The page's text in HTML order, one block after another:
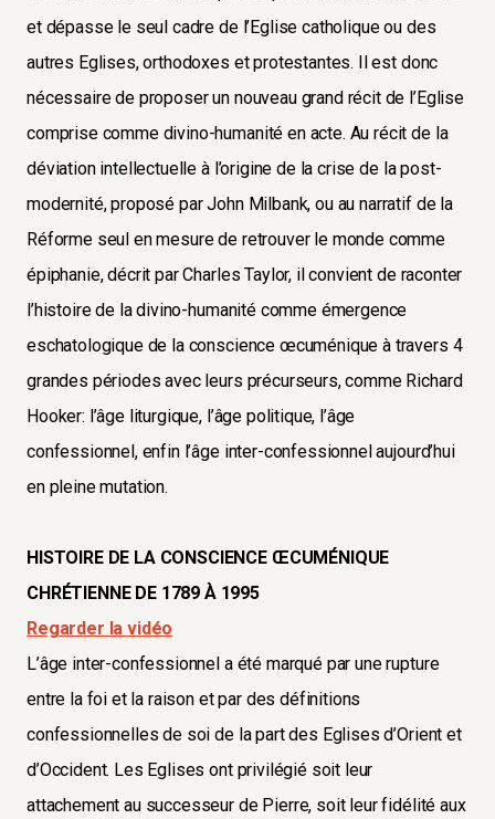
et dépasse le seul cadre de l’Eglise catholique ou des
autres Eglises, orthodoxes et protestantes. Il est donc
nécessaire de proposer un nouveau grand récit de l’Eglise
comprise comme divino-humanité en acte. Au récit de la
déviation intellectuelle à l’origine de la crise de la post-
modernité, proposé par John Milbank, ou au narratif de la
Réforme seul en mesure de retrouver le monde comme
épiphanie, décrit par Charles Taylor, il convient de raconter
l’histoire de la divino-humanité comme émergence
eschatologique de la conscience œcuménique à travers 4
grandes périodes avec leurs précurseurs, comme Richard
Hooker: l’âge liturgique, l’âge politique, l’âge
confessionnel, enfin l’âge inter-confessionnel aujourd’hui
en pleine mutation.
HISTOIRE DE LA CONSCIENCE ŒCUMÉNIQUE
CHRÉTIENNE DE 1789 À 1995
Regarder la vidéo
L’âge inter-confessionnel a été marqué par une rupture
entre la foi et la raison et par des définitions
confessionnelles de soi de la part des Eglises d’Orient et
d’Occident. Les Eglises ont privilégié soit leur
attachement au successeur de Pierre, soit leur fidélité aux